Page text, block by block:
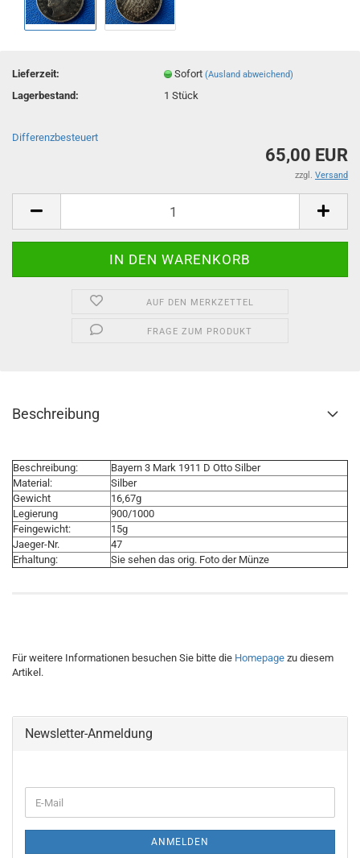
Lieferzeit: Sofort(Ausland abweichend)
Lagerbestand: 1Stück
Differenzbesteuert
65,00 EUR
zzgl. Versand
AUF DEN MERKZETTEL
FRAGE ZUM PRODUKT
Beschreibung
Beschreibung:
Bayern 3 Mark 1911 D Otto Silber
Material:
Silber
Gewicht
16,67g
Legierung
900/1000
Feingewicht:
15g
Jaeger-Nr.
47
Erhaltung:
Sie sehen das orig. Foto der Münze
Für weitere Informationen besuchen Sie bitte die Homepage zu diesem
Artikel.
Newsletter-Anmeldung
ANMELDEN